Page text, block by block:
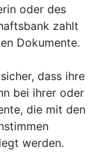
oder des
zahlt
Dokumente.
dass ihre
bei ihrer oder
die mit den
werden.